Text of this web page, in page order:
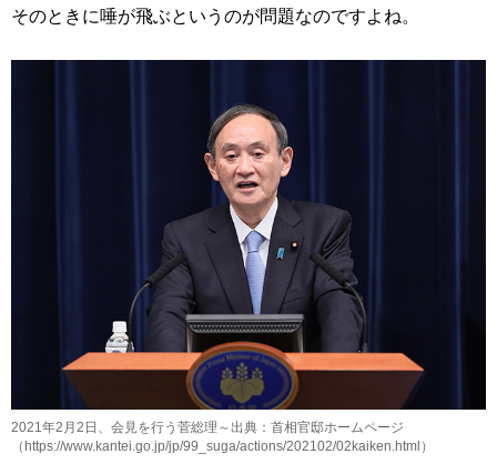
そのときに唾が飛ぶというのが問題なのですよね。
2021年2月2日、会見を行う菅総理～出典：首相官邸ホームページ
（https://www.kantei.go.jp/jp/99_suga/actions/202102/02kaiken.html）